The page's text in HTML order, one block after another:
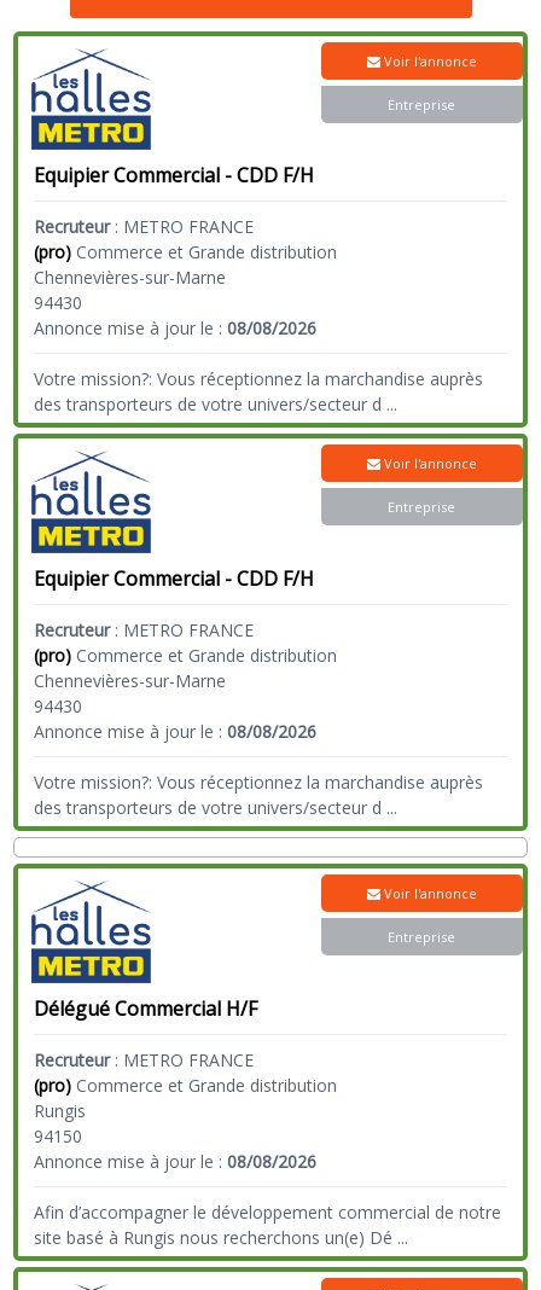
Equipier Commercial - CDD F/H
Recruteur: METRO FRANCE
(pro) Commerce et Grande distribution
Chennevières-sur-Marne
94430
Annonce mise à jour le :08/08/2026
Votre mission?: Vous réceptionnez la marchandise auprès
des transporteurs de votre univers/secteur d ...
Voir l'annonce
Entreprise
Equipier Commercial - CDD F/H
Recruteur: METRO FRANCE
(pro) Commerce et Grande distribution
Chennevières-sur-Marne
94430
Annonce mise à jour le :08/08/2026
Votre mission?: Vous réceptionnez la marchandise auprès
des transporteurs de votre univers/secteur d ...
Voir l'annonce
Entreprise
Délégué Commercial H/F
Recruteur: METRO FRANCE
(pro) Commerce et Grande distribution
Rungis
94150
Annonce mise à jour le :08/08/2026
Afin d’accompagner le développement commercial de notre
site basé à Rungis nous recherchons un(e) Dé ...
Voir l'annonce
Entreprise